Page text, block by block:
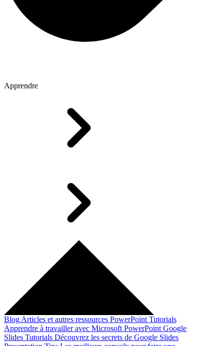
Apprendre
Blog Articles et autres ressources PowerPoint Tutorials
Apprendre à travailler avec Microsoft PowerPoint Google
Slides Tutorials Découvrez les secrets de Google Slides